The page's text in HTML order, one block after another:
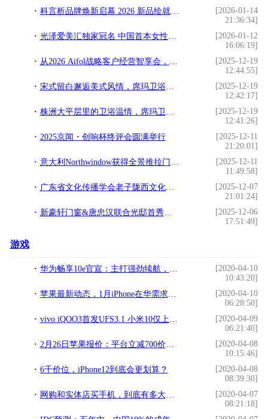
科言析品牌焕新启幕 2026 新品绘就精准护肤新篇
[2026-01-14
21:36:34]
光泽爱美汇独家冠名 中国首本女性财富杂志《中国榜样女性》3月18日全球首发
[2026-01-12
16:06:19]
从2026 Aifol战略客户经营智享会，看埃飞灵的战略突围与代际传承
[2025-12-19
12:44:55]
宋式留白邂逅美式风情，席玛卫浴在克拉玛依写就家的温情
[2025-12-19
12:42:17]
株洲大平层里的卫浴温情，席玛卫浴与设计师的完美邂逅
[2025-12-19
12:41:26]
2025京闻・创响杯终评会圆满举行
[2025-12-11
21:20:01]
意大利Northwindow获得全景推拉门行业首个缓冲刹车技术
[2025-12-11
11:49:58]
广东省文化传播学会老子陇西文化研究专业委员会首届理事会议圆满召开
[2025-12-07
21:01:24]
新豪轩门窗&唐忠汉联合光邸首秀广州设计周，开启光影空间的艺术之旅
[2025-12-06
17:51:49]
游戏
华为畅享10e官宣：主打强劲续航，3月1日线上发布
[2020-04-10
10:43:20]
苹果最新动态，1月iPhone在华需求猛降，库克无可奈何！
[2020-04-10
06:28:50]
vivo iQOO3首发UFS3.1 小米10仅上线两周惨遭截胡
[2020-04-09
06:21:40]
2月26日苹果报价：平台立减700价格新低 iPhone11仅5088元
[2020-04-08
10:15:46]
6千价位，iPhone12到底会更划算？
[2020-04-08
08:39:30]
网购和实体店买手机，到底有多大差别？怎么选择才更省钱？
[2020-04-07
08:21:18]